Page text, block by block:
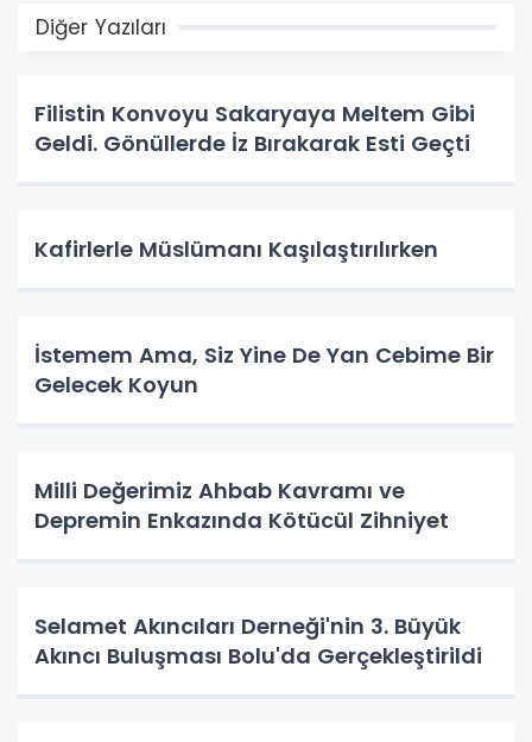
Diğer Yazıları
Filistin Konvoyu Sakaryaya Meltem Gibi
Geldi. Gönüllerde İz Bırakarak Esti Geçti
Kafirlerle Müslümanı Kaşılaştırılırken
İstemem Ama, Siz Yine De Yan Cebime Bir
Gelecek Koyun
Milli Değerimiz Ahbab Kavramı ve
Depremin Enkazında Kötücül Zihniyet
Selamet Akıncıları Derneği'nin 3. Büyük
Akıncı Buluşması Bolu'da Gerçekleştirildi